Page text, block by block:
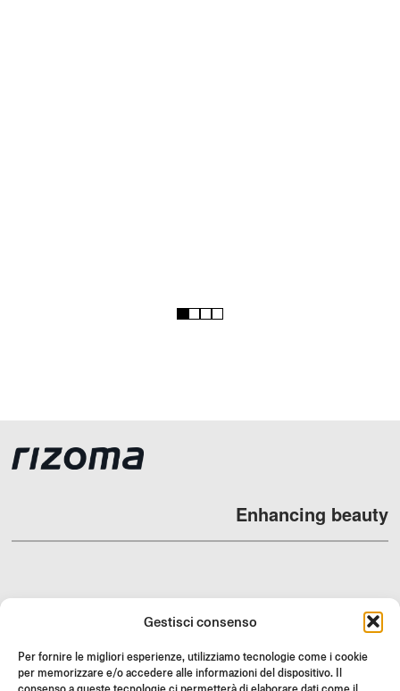
Gestisci consenso
Per fornire le migliori esperienze, utilizziamo tecnologie come i cookie
per memorizzare e/o accedere alle informazioni del dispositivo. Il
1 2 3 4
Enhancing beauty
RESI